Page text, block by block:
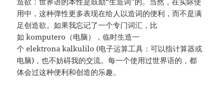
用中，这种弹性更多表现在给人以造词的便利，而不是满
足创造欲。如果我忘记了一个专门词汇，比
如 komputero（电脑），临时生造一
个 elektrona kalkulilo (电子运算工具：可以指计算器或
电脑)，也不妨碍我的交流。每一个使用过世界语的，都
体会过这种便利和创造的乐趣。